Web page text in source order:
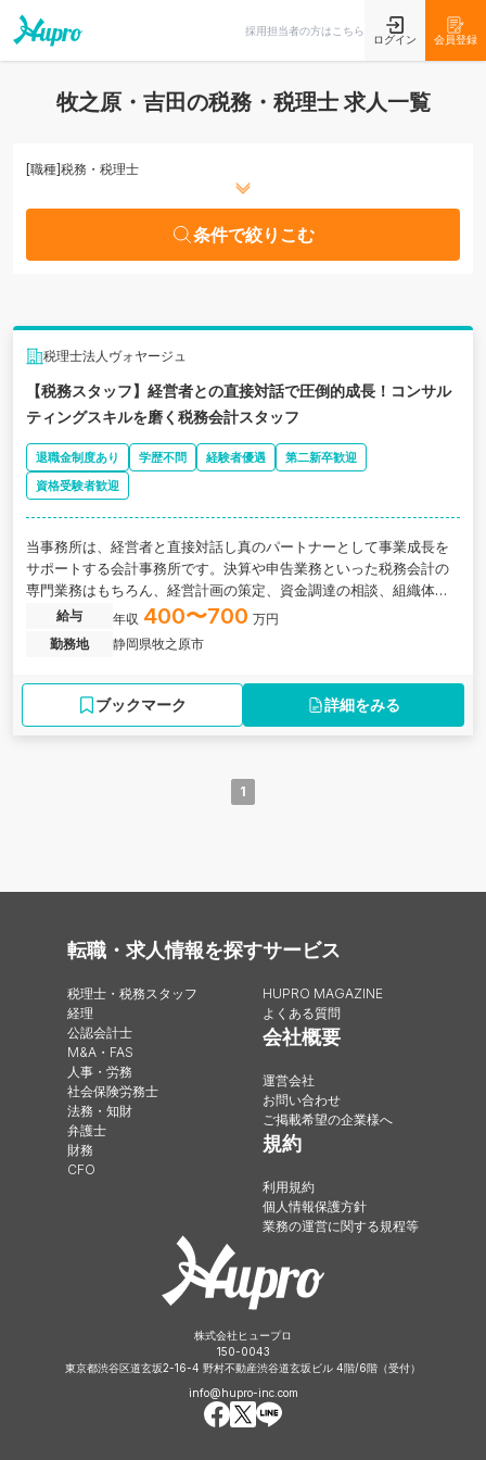
採用担当者の方はこちら
ログイン 会員登録
牧之原・吉田の税務・税理士 求人一覧
[職種]税務・税理士
条件で絞りこむ
税理士法人ヴォヤージュ
【税務スタッフ】経営者との直接対話で圧倒的成長！コンサル
ティングスキルを磨く税務会計スタッフ
退職金制度あり 学歴不問 経験者優遇
第二新卒歓迎
資格受験者歓迎
当事務所は、経営者と直接対話し真のパートナーとして事業成長を
サポートする会計事務所です。決算や申告業務といった税務会計の
専門業務はもちろん、経営計画の策定、資金調達の相談、組織体制
の強化まで、幅広い経営課題の解決に深く関わることができます。
給与 年収 400〜700 万円
勤務地
静岡県牧之原市
ブックマーク 詳細をみる
1
転職・求人情報を探す
税理士・税務スタッフ
経理
公認会計士
M&A・FAS
人事・労務
社会保険労務士
法務・知財
弁護士
財務
CFO
サービス
HUPRO MAGAZINE
よくある質問
会社概要
運営会社
お問い合わせ
ご掲載希望の企業様へ
規約
利用規約
個人情報保護方針
業務の運営に関する規程等
株式会社ヒュープロ
150-0043
東京都渋谷区道玄坂2-16-4 野村不動産渋谷道玄坂ビル 4階/6階（受付）
info@hupro-inc.com